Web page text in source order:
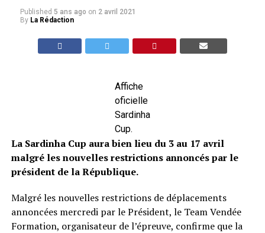
Published 5 ans ago on 2 avril 2021
By La Rédaction
Affiche
oficielle
Sardinha
Cup.
La Sardinha Cup aura bien lieu du 3 au 17 avril
malgré les nouvelles restrictions annoncés par le
président de la République.
Malgré les nouvelles restrictions de déplacements
annoncées mercredi par le Président, le Team Vendée
Formation, organisateur de l’épreuve, confirme que la